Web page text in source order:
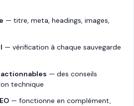
— titre, meta, headings, images,
— vérification à chaque sauvegarde
— des conseils
technique
— fonctionne en complément,